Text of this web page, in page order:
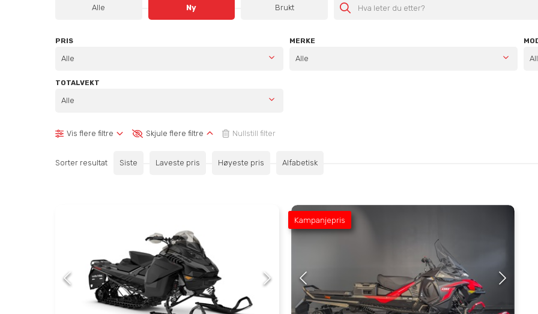
Alle Ny Brukt
PRIS
Alle
MERKE
Alle
TOTALVEKT
Alle
Vis flere filtre Skjule flere filtre Nullstill filter
Sorter resultat Siste Laveste pris Høyeste pris Alfabetisk
Kampanjepris